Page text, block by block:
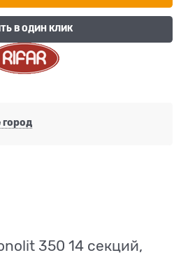
В ОДИН КЛИК
город
350 14 секций,